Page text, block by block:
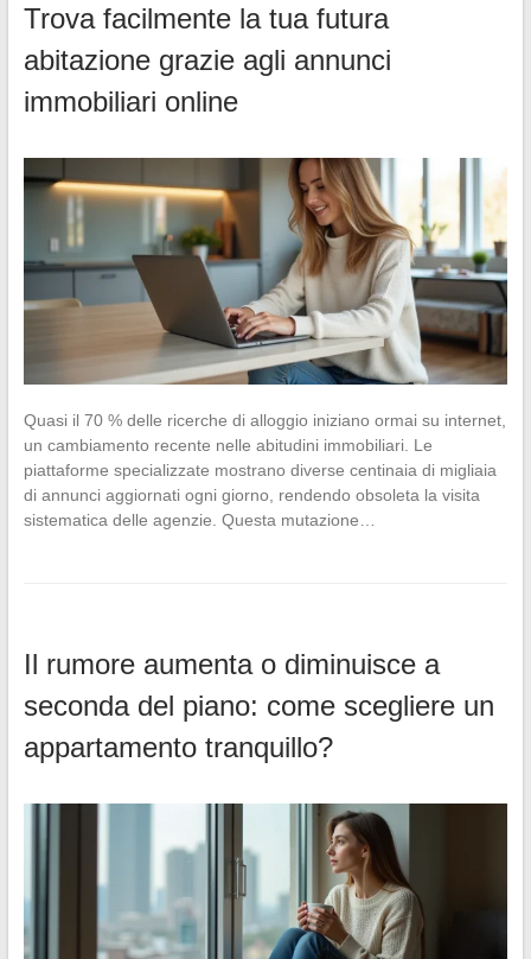
Trova facilmente la tua futura
abitazione grazie agli annunci
immobiliari online
Quasi il 70 % delle ricerche di alloggio iniziano ormai su internet,
un cambiamento recente nelle abitudini immobiliari. Le
piattaforme specializzate mostrano diverse centinaia di migliaia
di annunci aggiornati ogni giorno, rendendo obsoleta la visita
sistematica delle agenzie. Questa mutazione…
Il rumore aumenta o diminuisce a
seconda del piano: come scegliere un
appartamento tranquillo?